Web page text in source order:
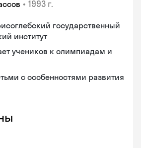
• 1993 г.
государственный
институт
учеников к олимпиадам и
с особенностями развития